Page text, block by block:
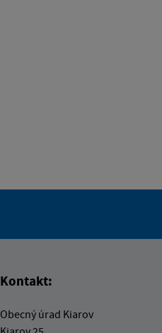
Kontakt:
Obecný úrad Kiarov